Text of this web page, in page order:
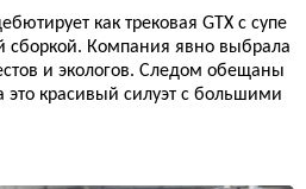
как трековая GTX с супе
сборкой. Компания явно выбрала
и экологов. Следом обещаны
красивый силуэт с большими